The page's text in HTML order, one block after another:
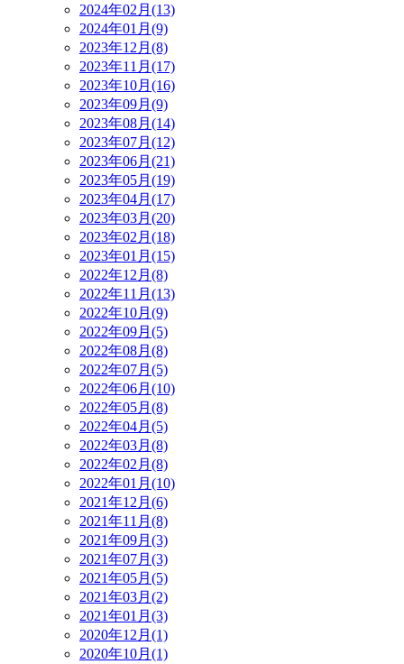
2024年02月(13)
2024年01月(9)
2023年12月(8)
2023年11月(17)
2023年10月(16)
2023年09月(9)
2023年08月(14)
2023年07月(12)
2023年06月(21)
2023年05月(19)
2023年04月(17)
2023年03月(20)
2023年02月(18)
2023年01月(15)
2022年12月(8)
2022年11月(13)
2022年10月(9)
2022年09月(5)
2022年08月(8)
2022年07月(5)
2022年06月(10)
2022年05月(8)
2022年04月(5)
2022年03月(8)
2022年02月(8)
2022年01月(10)
2021年12月(6)
2021年11月(8)
2021年09月(3)
2021年07月(3)
2021年05月(5)
2021年03月(2)
2021年01月(3)
2020年12月(1)
2020年10月(1)